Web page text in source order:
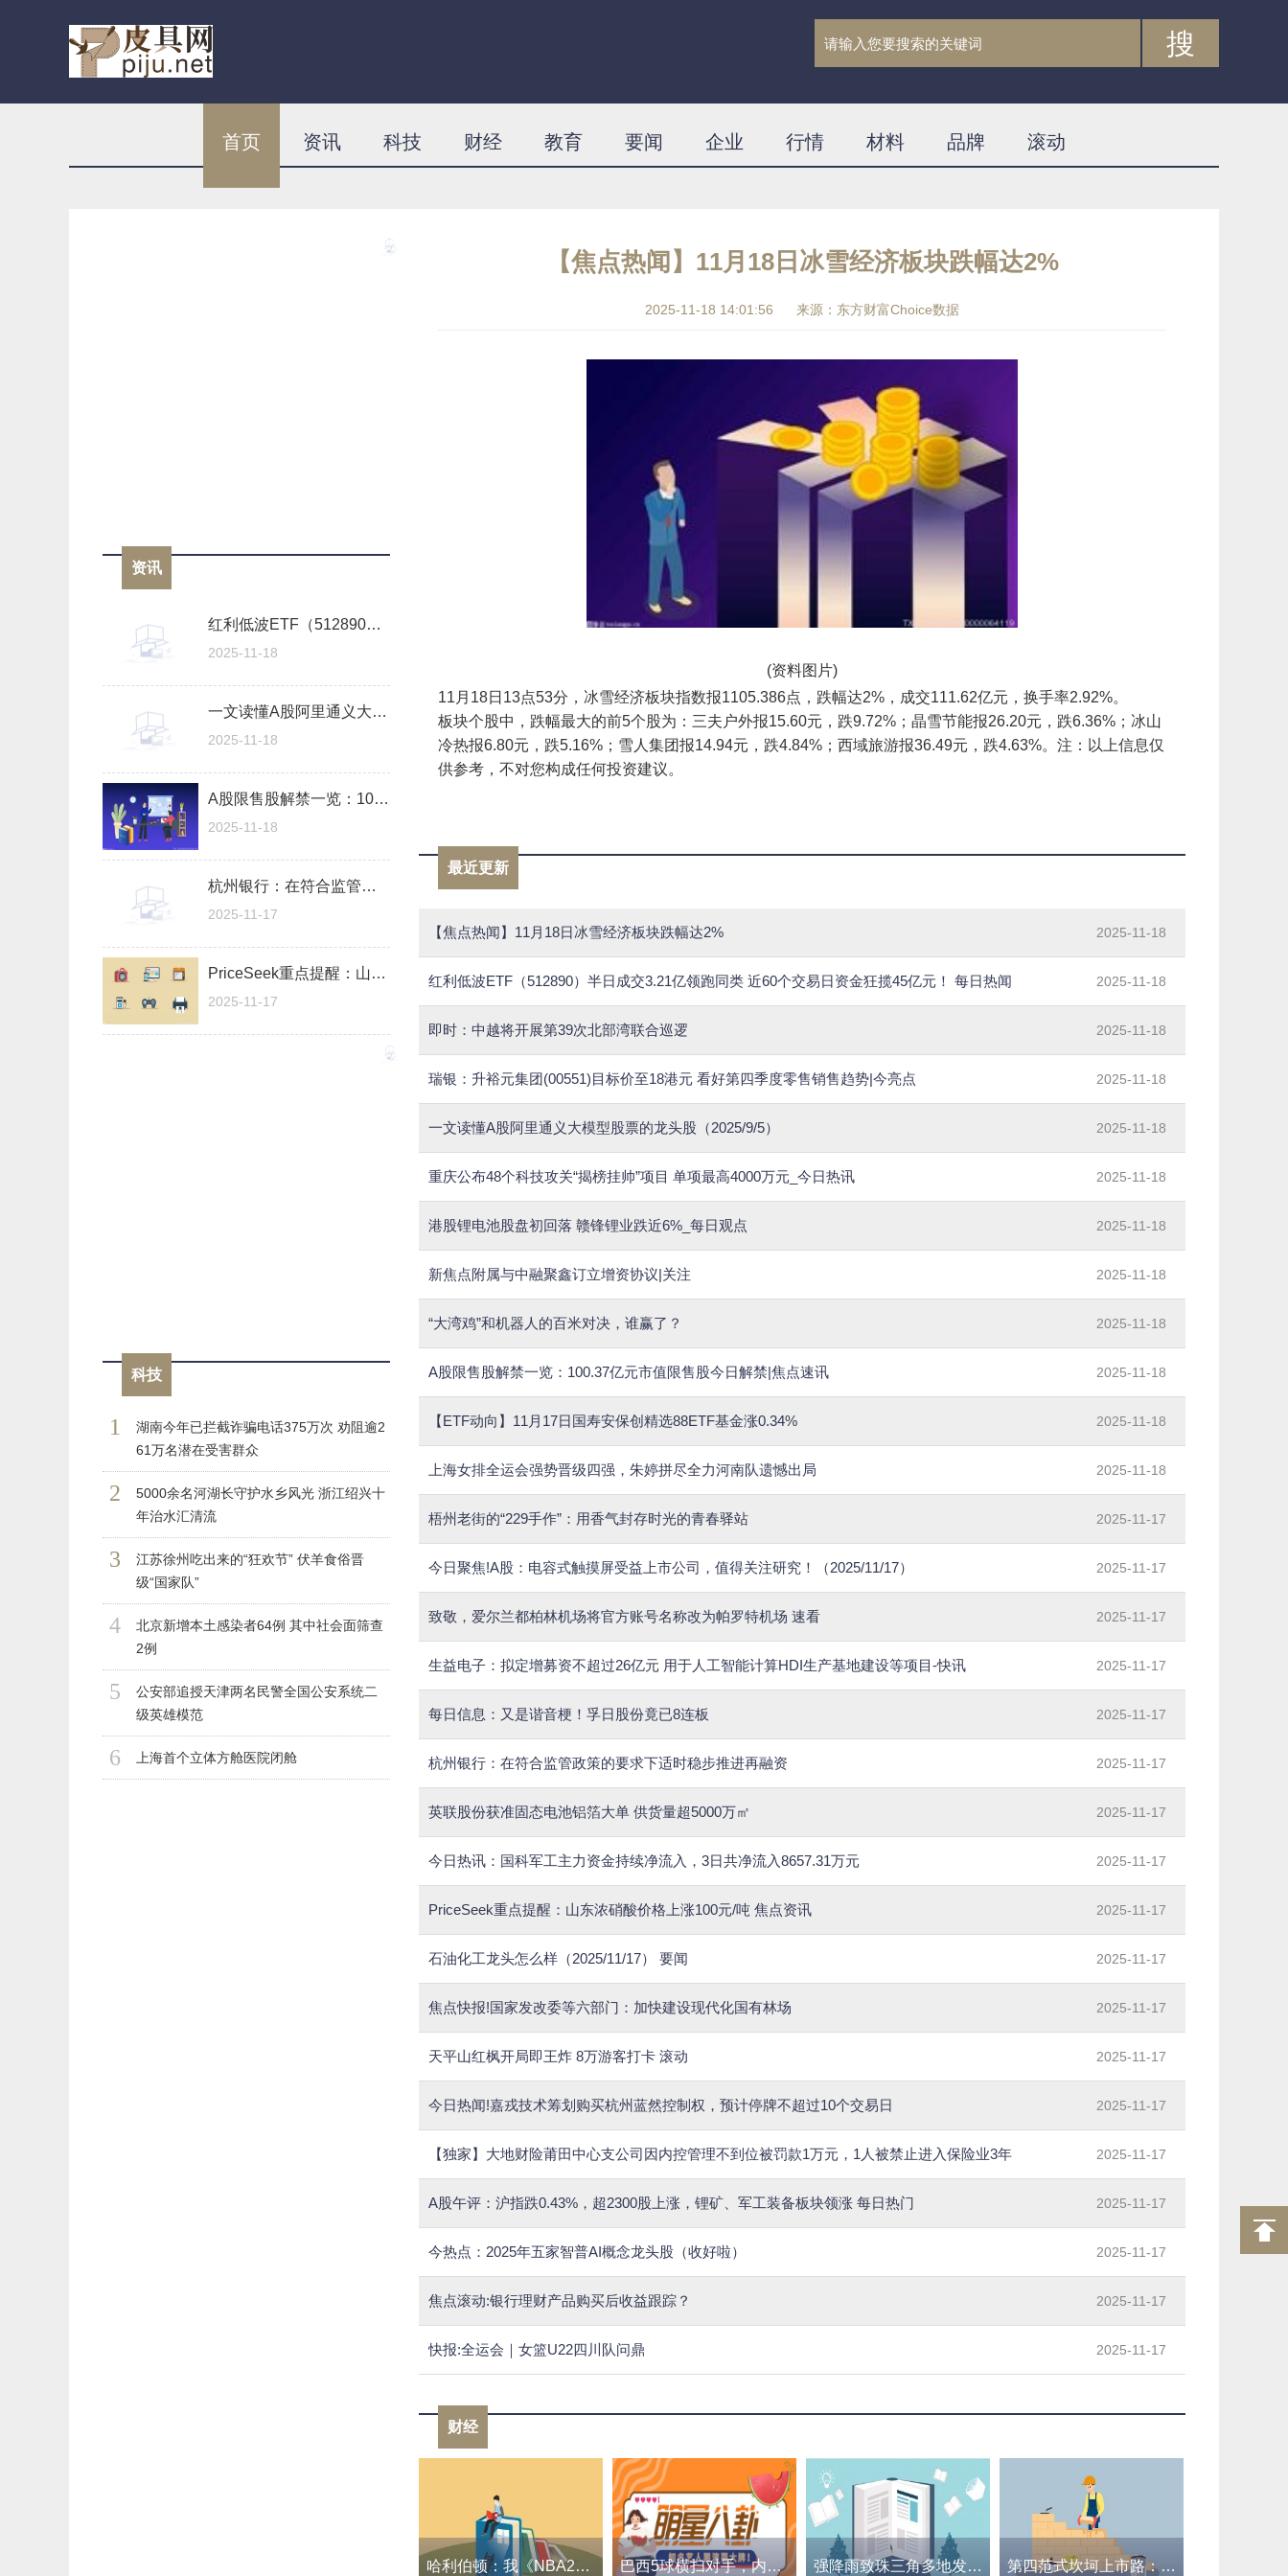
搜
首页 资讯 科技 财经 教育 要闻 企业 行情 材料 品牌 滚动
资讯
红利低波ETF（512890）半日成交3.21亿领跑同类 近60个交易日资金狂揽45亿元！ 每日热闻
2025-11-18
一文读懂A股阿里通义大模型股票的龙头股（2025/9/5）
2025-11-18
A股限售股解禁一览：100.37亿元市值限售股今日解禁|焦点速讯
2025-11-18
杭州银行：在符合监管政策的要求下适时稳步推进再融资
2025-11-17
PriceSeek重点提醒：山东浓硝酸价格上涨100元/吨 焦点资讯
2025-11-17
科技
1
湖南今年已拦截诈骗电话375万次 劝阻逾2
61万名潜在受害群众
2
5000余名河湖长守护水乡风光 浙江绍兴十
年治水汇清流
3
江苏徐州吃出来的“狂欢节” 伏羊食俗晋
级“国家队”
4
北京新增本土感染者64例 其中社会面筛查
2例
5
公安部追授天津两名民警全国公安系统二
级英雄模范
6 上海首个立体方舱医院闭舱
【焦点热闻】11月18日冰雪经济板块跌幅达2%
2025-11-18 14:01:56 来源：东方财富Choice数据
(资料图片)
11月18日13点53分，冰雪经济板块指数报1105.386点，跌幅达2%，成交111.62亿元，换手率2.92%。
板块个股中，跌幅最大的前5个股为：三夫户外报15.60元，跌9.72%；晶雪节能报26.20元，跌6.36%；冰山
冷热报6.80元，跌5.16%；雪人集团报14.94元，跌4.84%；西域旅游报36.49元，跌4.63%。注：以上信息仅
供参考，不对您构成任何投资建议。
最近更新
【焦点热闻】11月18日冰雪经济板块跌幅达2% 2025-11-18
红利低波ETF（512890）半日成交3.21亿领跑同类 近60个交易日资金狂揽45亿元！ 每日热闻 2025-11-18
即时：中越将开展第39次北部湾联合巡逻 2025-11-18
瑞银：升裕元集团(00551)目标价至18港元 看好第四季度零售销售趋势|今亮点 2025-11-18
一文读懂A股阿里通义大模型股票的龙头股（2025/9/5） 2025-11-18
重庆公布48个科技攻关“揭榜挂帅”项目 单项最高4000万元_今日热讯 2025-11-18
港股锂电池股盘初回落 赣锋锂业跌近6%_每日观点 2025-11-18
新焦点附属与中融聚鑫订立增资协议|关注 2025-11-18
“大湾鸡”和机器人的百米对决，谁赢了？ 2025-11-18
A股限售股解禁一览：100.37亿元市值限售股今日解禁|焦点速讯 2025-11-18
【ETF动向】11月17日国寿安保创精选88ETF基金涨0.34% 2025-11-18
上海女排全运会强势晋级四强‌，朱婷拼尽全力河南队遗憾出局‌ 2025-11-18
梧州老街的“229手作”：用香气封存时光的青春驿站 2025-11-17
今日聚焦!A股：电容式触摸屏受益上市公司，值得关注研究！（2025/11/17） 2025-11-17
致敬，爱尔兰都柏林机场将官方账号名称改为帕罗特机场 速看 2025-11-17
生益电子：拟定增募资不超过26亿元 用于人工智能计算HDI生产基地建设等项目-快讯 2025-11-17
每日信息：又是谐音梗！孚日股份竟已8连板 2025-11-17
杭州银行：在符合监管政策的要求下适时稳步推进再融资 2025-11-17
英联股份获准固态电池铝箔大单 供货量超5000万㎡ 2025-11-17
今日热讯：国科军工主力资金持续净流入，3日共净流入8657.31万元 2025-11-17
PriceSeek重点提醒：山东浓硝酸价格上涨100元/吨 焦点资讯 2025-11-17
石油化工龙头怎么样（2025/11/17） 要闻 2025-11-17
焦点快报!国家发改委等六部门：加快建设现代化国有林场 2025-11-17
天平山红枫开局即王炸 8万游客打卡 滚动 2025-11-17
今日热闻!嘉戎技术筹划购买杭州蓝然控制权，预计停牌不超过10个交易日 2025-11-17
【独家】大地财险莆田中心支公司因内控管理不到位被罚款1万元，1人被禁止进入保险业3年 2025-11-17
A股午评：沪指跌0.43%，超2300股上涨，锂矿、军工装备板块领涨 每日热门 2025-11-17
今热点：2025年五家智普AI概念龙头股（收好啦） 2025-11-17
焦点滚动:银行理财产品购买后收益跟踪？ 2025-11-17
快报:全运会｜女篮U22四川队问鼎 2025-11-17
财经
哈利伯顿：我《NBA2K24》的突破扣篮只有65？别瞎搞了！ 巴西5球横扫对手，内马尔超越贝利独享历史射手王，创造伟大成就 强降雨致珠三角多地发生内涝 广东全省提前转移8万余人 第四范式坎坷上市路：三年四次递表终见曙光，AI路线双管齐下难料资本热度